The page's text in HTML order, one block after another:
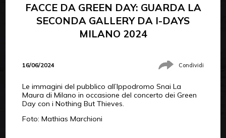
FACCE DA GREEN DAY: GUARDA LA
SECONDA GALLERY DA I-DAYS
MILANO 2024
16/06/2024 Condividi
Le immagini del pubblico all’Ippodromo Snai La
Maura di Milano in occasione del concerto dei Green
Day con i Nothing But Thieves.
Foto: Mathias Marchioni